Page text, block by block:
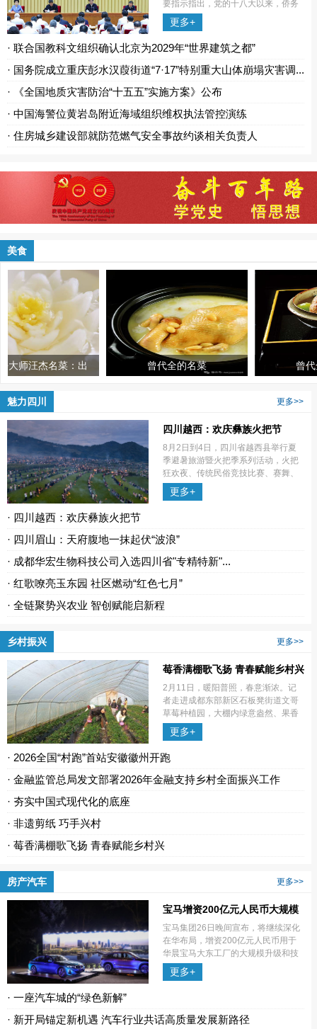
要指示指出，党的十八大以来，侨务
战线认真落实党中央决策部署，团结
动员广大海外侨胞和归侨侨眷，在推
动国家经济社会发展、传承弘扬中华
文化、增
更多+
· 联合国教科文组织确认北京为2029年“世界建筑之都”
· 国务院成立重庆彭水汉葭街道“7·17”特别重大山体崩塌灾害调...
· 《全国地质灾害防治“十五五”实施方案》公布
· 中国海警位黄岩岛附近海域组织维权执法管控演练
· 住房城乡建设部就防范燃气安全事故约谈相关负责人
美食
名菜：出 曾代全的名菜 曾代全的名菜
魅力四川 更多>>
四川越西：欢庆彝族火把节
8月2日到4日，四川省越西县举行夏
季避暑旅游暨火把季系列活动，火把
狂欢夜、传统民俗竞技比赛、赛舞、
赛歌秀等一系列丰富多彩的活动轮番
上演。
更多+
· 四川越西：欢庆彝族火把节
· 四川眉山：天府腹地一抹起伏“波浪”
· 成都华宏生物科技公司入选四川省"专精特新"...
· 红歌嘹亮玉东园 社区燃动“红色七月”
· 全链聚势兴农业 智创赋能启新程
乡村振兴 更多>>
莓香满棚歌飞扬 青春赋能乡村兴
2月11日，暖阳普照，春意渐浓。记
者走进成都东部新区石板凳街道文哥
草莓种植园，大棚内绿意盎然、果香
四溢，红颜、粉玉等优质草莓品种进
入盛果期，鲜红饱满的果实缀满藤
蔓，迎来最佳采摘时节。种植园负责
人王连群
更多+
· 2026全国“村跑”首站安徽徽州开跑
· 金融监管总局发文部署2026年金融支持乡村全面振兴工作
· 夯实中国式现代化的底座
· 非遗剪纸 巧手兴村
· 莓香满棚歌飞扬 青春赋能乡村兴
房产汽车 更多>>
宝马增资200亿元人民币大规模
升级沈阳生产基地
宝马集团26日晚间宣布，将继续深化
在华布局，增资200亿元人民币用于
华晨宝马大东工厂的大规模升级和技
术创新。
更多+
· 一座汽车城的“绿色新解”
· 新开局锚定新机遇 汽车行业共话高质量发展新路径